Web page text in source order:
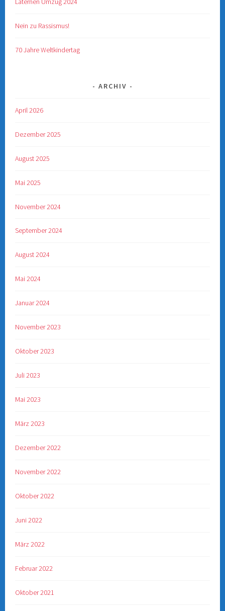
Nein zu Rassismus!
70 Jahre Weltkindertag
ARCHIV
April 2026
Dezember 2025
August 2025
Mai 2025
November 2024
September 2024
August 2024
Mai 2024
Januar 2024
November 2023
Oktober 2023
Juli 2023
Mai 2023
März 2023
Dezember 2022
November 2022
Oktober 2022
Juni 2022
März 2022
Februar 2022
Oktober 2021